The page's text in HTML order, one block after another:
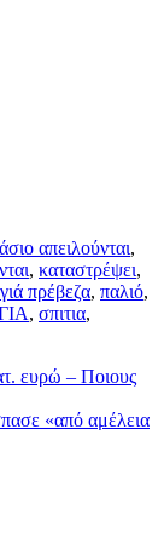
απειλούνται,
, καταστρέψει,
πρέβεζα, παλιό,
, σπιτια,
ευρώ – Ποιους
«από αμέλεια